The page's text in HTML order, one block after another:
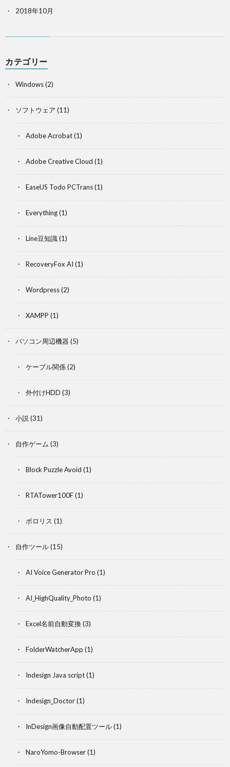
2018年10月
カテゴリー
Windows(2)
ソフトウェア (11)
Adobe Acrobat(1)
Adobe Creative Cloud (1)
EaseUS Todo PCTrans(1)
Everything(1)
Line豆知識(1)
RecoveryFox AI (1)
Wordpress(2)
XAMPP (1)
パソコン周辺機器 (5)
ケーブル関係(2)
外付けHDD (3)
小説 (31)
自作ゲーム (3)
Block Puzzle Avoid (1)
RTATower100F(1)
ボロリス (1)
自作ツール(15)
AI Voice Generator Pro (1)
AI_HighQuality_Photo (1)
Excel名前自動変換(3)
FolderWatcherApp (1)
Indesign Java script(1)
Indesign_Doctor(1)
InDesign画像自動配置ツール(1)
NaroYomo-Browser(1)